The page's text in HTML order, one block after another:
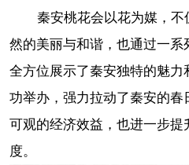
秦安桃花会以花为媒，不
然的美丽与和谐，也通过一系
全方位展示了秦安独特的魅
功举办，强力拉动了秦安的春
可观的经济效益，也进一步
度。